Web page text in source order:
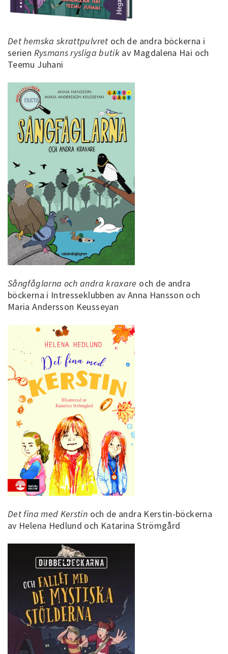
Det hemska skrattpulvret och de andra böckerna i
serien Rysmans rysliga butik av Magdalena Hai och
Teemu Juhani
Sångfåglarna och andra kraxare och de andra
böckerna i Intresseklubben av Anna Hansson och
Maria Andersson Keusseyan
Det fina med Kerstin och de andra Kerstin-böckerna
av Helena Hedlund och Katarina Strömgård